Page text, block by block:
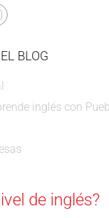
BLOG
inglés con
de inglés?